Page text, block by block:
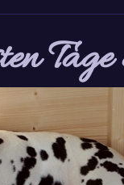
Tage